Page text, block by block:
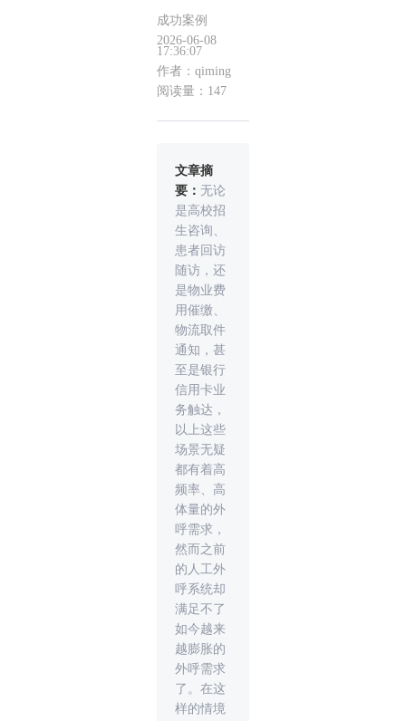
成功案例
2026-06-08
17:36:07
作者：qiming
阅读量：147
文章摘
要： 无论
是高校招
生咨询、
患者回访
随访，还
是物业费
用催缴、
物流取件
通知，甚
至是银行
信用卡业
务触达，
以上这些
场景无疑
都有着高
频率、高
体量的外
呼需求，
然而之前
的人工外
呼系统却
满足不了
如今越来
越膨胀的
外呼需求
了。在这
样的情境